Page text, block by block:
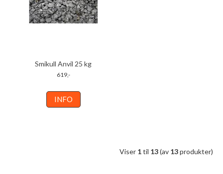
Smikull Anvil 25 kg
619,-
INFO
Viser 1til 13(av 13produkter)